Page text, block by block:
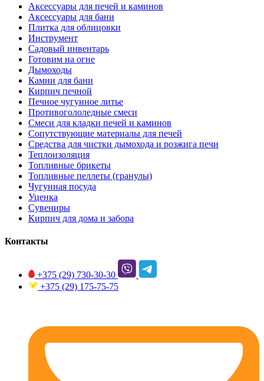
Аксессуары для печей и каминов
Аксессуары для бани
Плитка для облицовки
Инструмент
Садовый инвентарь
Готовим на огне
Дымоходы
Камни для бани
Кирпич печной
Печное чугунное литье
Противогололедные смеси
Смеси для кладки печей и каминов
Сопутствующие материалы для печей
Средства для чистки дымохода и розжига печи
Теплоизоляция
Топливные брикеты
Топливные пеллеты (гранулы)
Чугунная посуда
Уценка
Сувениры
Кирпич для дома и забора
Контакты
+375 (29) 730-30-30
+375 (29) 175-75-75